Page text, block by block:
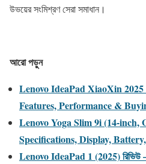
উভয়ের সংমিশ্রণ সেরা সমাধান।
আরো পড়ুন
Lenovo IdeaPad XiaoXin
Features, Performance &
Lenovo Yoga Slim 9i (14-inch,
Specifications, Display,
Lenovo IdeaPad 1 (2025) রিভিউ –